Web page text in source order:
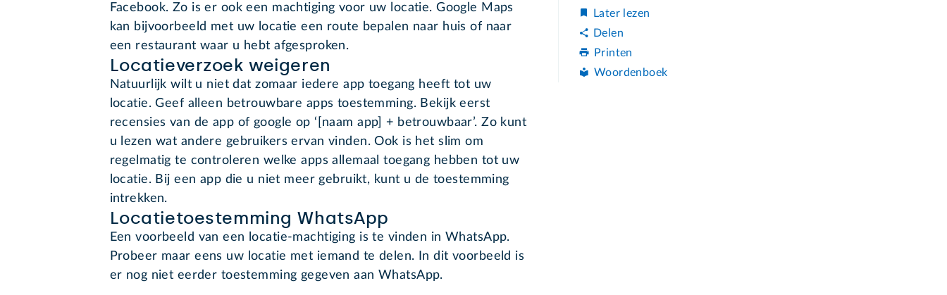
Facebook. Zo is er ook een machtiging voor uw locatie. Google Maps
kan bijvoorbeeld met uw locatie een route bepalen naar huis of naar
een restaurant waar u hebt afgesproken.
Locatieverzoek weigeren
Natuurlijk wilt u niet dat zomaar iedere app toegang heeft tot uw
locatie. Geef alleen betrouwbare apps toestemming. Bekijk eerst
recensies van de app of google op ‘[naam app] + betrouwbaar’. Zo kunt
u lezen wat andere gebruikers ervan vinden. Ook is het slim om
regelmatig te controleren welke apps allemaal toegang hebben tot uw
locatie. Bij een app die u niet meer gebruikt, kunt u de toestemming
intrekken.
Locatietoestemming WhatsApp
Een voorbeeld van een locatie-machtiging is te vinden in WhatsApp.
Probeer maar eens uw locatie met iemand te delen. In dit voorbeeld is
er nog niet eerder toestemming gegeven aan WhatsApp.
Later lezen
Delen
Printen
Woordenboek